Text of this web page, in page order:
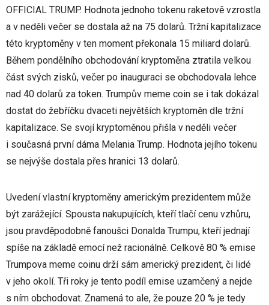
OFFICIAL TRUMP. Hodnota jednoho tokenu raketově vzrostla
a v neděli večer se dostala až na 75 dolarů. Tržní kapitalizace
této kryptoměny v ten moment překonala 15 miliard dolarů.
Během pondělního obchodování kryptoměna ztratila velkou
část svých zisků, večer po inauguraci se obchodovala lehce
nad 40 dolarů za token. Trumpův meme coin se i tak dokázal
dostat do žebříčku dvaceti největších kryptoměn dle tržní
kapitalizace. Se svojí kryptoměnou přišla v neděli večer
i současná první dáma Melania Trump. Hodnota jejího tokenu
se nejvýše dostala přes hranici 13 dolarů.
Uvedení vlastní kryptoměny americkým prezidentem může
být zarážející. Spousta nakupujících, kteří tlačí cenu vzhůru,
jsou pravděpodobně fanoušci Donalda Trumpu, kteří jednají
spíše na základě emocí než racionálně. Celkově 80 % emise
Trumpova meme coinu drží sám americký prezident, či lidé
v jeho okolí. Tři roky je tento podíl emise uzamčený a nejde
s ním obchodovat. Znamená to ale, že pouze 20 % je tedy